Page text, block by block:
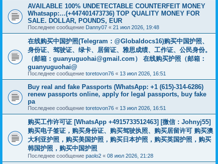
AVAILABLE 100% UNDETECTABLE COUNTERFEIT MONEY
Whatsapp:…(+447401473736) TOP QUALITY MONEY FOR
SALE. DOLLAR, POUNDS, EUR
Последнее сообщение Danny07 « 21 июл 2026, 19:48
在线购买中国护照(Telegram：@Globaldocs16)购买中国护照、
身份证、驾驶证、绿卡、居留证、雅思成绩、工作证、公民身份。
（邮箱： guanyuguohai@gmail.com ） 在线购买护照（邮箱：
guanyuguohai@
Последнее сообщение toretovon76 « 13 июл 2026, 16:51
Buy real and fake Passports (WhatsApp: +1 (615)-314-6286)
renew passports online, apply for legal passports, buy fake
pa
Последнее сообщение toretovon76 « 13 июл 2026, 16:51
购买工作许可证 [WhatsApp +4915733512463] [微信：Johnyj55]
购买电子签证，购买身份证、购买驾驶执照、购买居留许可 购买澳
大利亚护照，购买美国护照，购买日本护照，购买英国护照，购买
韩国护照，购买中国护照
Последнее сообщение paolo2 « 08 июл 2026, 21:28